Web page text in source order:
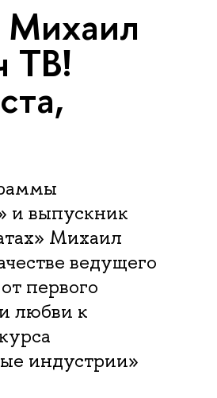
Михаил
ТВ!
и выпускник
Михаил
ведущего
первого
любви к
индустрии»